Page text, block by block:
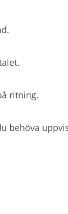
ritning.
behöva